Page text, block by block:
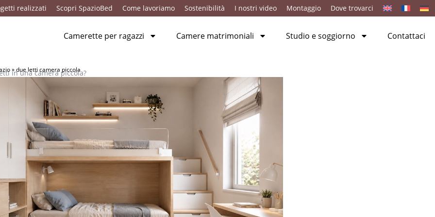
realizzati Scopri SpazioBed Come lavoriamo Sostenibilità I nostri video Montaggio Dove trovarci
Camerette per ragazzi Camere matrimoniali Studio e soggiorno Contattaci
»due letti camera piccola
in una camera piccola?